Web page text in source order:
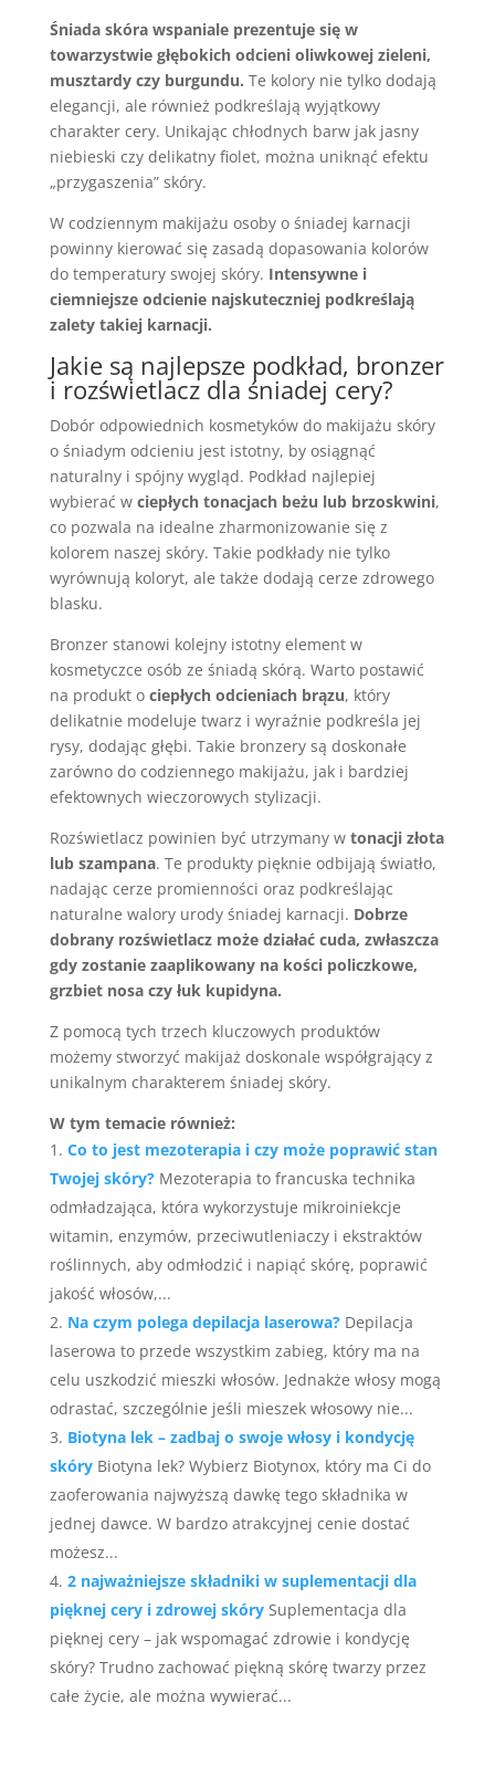
Śniada skóra wspaniale prezentuje się w
towarzystwie głębokich odcieni oliwkowej zieleni,
musztardy czy burgundu. Te kolory nie tylko dodają
elegancji, ale również podkreślają wyjątkowy
charakter cery. Unikając chłodnych barw jak jasny
niebieski czy delikatny fiolet, można uniknąć efektu
„przygaszenia” skóry.
W codziennym makijażu osoby o śniadej karnacji
powinny kierować się zasadą dopasowania kolorów
do temperatury swojej skóry. Intensywne i
ciemniejsze odcienie najskuteczniej podkreślają
zalety takiej karnacji.
Jakie są najlepsze podkład, bronzer
i rozświetlacz dla śniadej cery?
Dobór odpowiednich kosmetyków do makijażu skóry
o śniadym odcieniu jest istotny, by osiągnąć
naturalny i spójny wygląd. Podkład najlepiej
wybierać w ciepłych tonacjach beżu lub brzoskwini,
co pozwala na idealne zharmonizowanie się z
kolorem naszej skóry. Takie podkłady nie tylko
wyrównują koloryt, ale także dodają cerze zdrowego
blasku.
Bronzer stanowi kolejny istotny element w
kosmetyczce osób ze śniadą skórą. Warto postawić
na produkt o ciepłych odcieniach brązu, który
delikatnie modeluje twarz i wyraźnie podkreśla jej
rysy, dodając głębi. Takie bronzery są doskonałe
zarówno do codziennego makijażu, jak i bardziej
efektownych wieczorowych stylizacji.
Rozświetlacz powinien być utrzymany w tonacji złota
lub szampana. Te produkty pięknie odbijają światło,
nadając cerze promienności oraz podkreślając
naturalne walory urody śniadej karnacji. Dobrze
dobrany rozświetlacz może działać cuda, zwłaszcza
gdy zostanie zaaplikowany na kości policzkowe,
grzbiet nosa czy łuk kupidyna.
Z pomocą tych trzech kluczowych produktów
możemy stworzyć makijaż doskonale współgrający z
unikalnym charakterem śniadej skóry.
W tym temacie również:
Co to jest mezoterapia i czy może poprawić stan
Twojej skóry? Mezoterapia to francuska technika
odmładzająca, która wykorzystuje mikroiniekcje
witamin, enzymów, przeciwutleniaczy i ekstraktów
roślinnych, aby odmłodzić i napiąć skórę, poprawić
jakość włosów,...
Na czym polega depilacja laserowa? Depilacja
laserowa to przede wszystkim zabieg, który ma na
celu uszkodzić mieszki włosów. Jednakże włosy mogą
odrastać, szczególnie jeśli mieszek włosowy nie...
Biotyna lek – zadbaj o swoje włosy i kondycję
skóry Biotyna lek? Wybierz Biotynox, który ma Ci do
zaoferowania najwyższą dawkę tego składnika w
jednej dawce. W bardzo atrakcyjnej cenie dostać
możesz...
2 najważniejsze składniki w suplementacji dla
pięknej cery i zdrowej skóry Suplementacja dla
pięknej cery – jak wspomagać zdrowie i kondycję
skóry? Trudno zachować piękną skórę twarzy przez
całe życie, ale można wywierać...